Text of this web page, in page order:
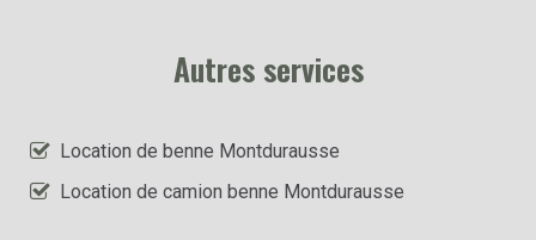
Autres services
Location de benne Montdurausse
Location de camion benne Montdurausse